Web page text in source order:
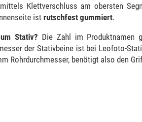
Klettverschluss am obersten
ist rutschfest gummiert.
Stativ? Die Zahl im Produktnamen
der Stativbeine ist bei Leofoto-
Rohrdurchmesser, benötigt also den